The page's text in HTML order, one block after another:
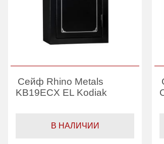
Сейф Rhino Metals
KB19ECX EL Kodiak
В НАЛИЧИИ